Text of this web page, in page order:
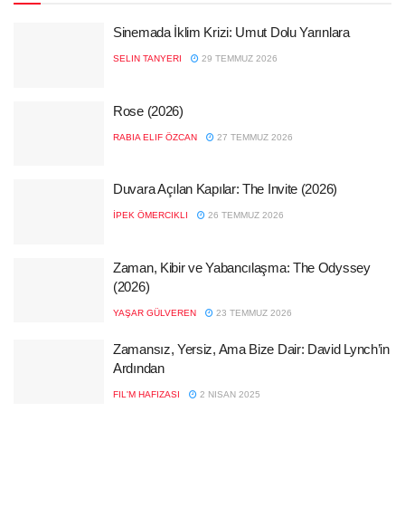
Sinemada İklim Krizi: Umut Dolu Yarınlara
SELIN TANYERI 29 TEMMUZ 2026
Rose (2026)
RABIA ELIF ÖZCAN 27 TEMMUZ 2026
Duvara Açılan Kapılar: The Invite (2026)
İPEK ÖMERCIKLI 26 TEMMUZ 2026
Zaman, Kibir ve Yabancılaşma: The Odyssey
(2026)
YAŞAR GÜLVEREN 23 TEMMUZ 2026
Zamansız, Yersiz, Ama Bize Dair: David Lynch’in
Ardından
FIL'M HAFIZASI 2 NISAN 2025